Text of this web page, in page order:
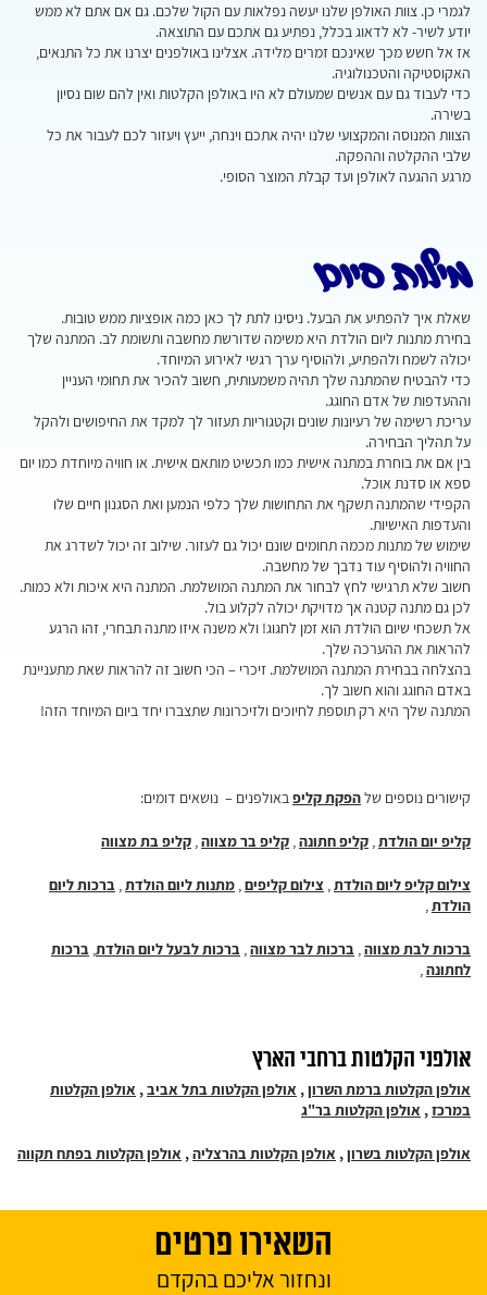
לגמרי כן. צוות האולפן שלנו יעשה נפלאות עם הקול שלכם. גם אם אתם לא ממש
יודע לשיר- לא לדאוג בכלל, נפתיע גם אתכם עם התוצאה.
אז אל חשש מכך שאינכם זמרים מלידה. אצלינו באולפנים יצרנו את כל התנאים,
האקוסטיקה והטכנולוגיה.
כדי לעבוד גם עם אנשים שמעולם לא היו באולפן הקלטות ואין להם שום נסיון
בשירה.
הצוות המנוסה והמקצועי שלנו יהיה אתכם וינחה, ייעץ ויעזור לכם לעבור את כל
שלבי ההקלטה וההפקה.
מרגע ההגעה לאולפן ועד קבלת המוצר הסופי.
מילות סיום
שאלת איך להפתיע את הבעל. ניסינו לתת לך כאן כמה אופציות ממש טובות.
בחירת מתנות ליום הולדת היא משימה שדורשת מחשבה ותשומת לב. המתנה שלך
יכולה לשמח ולהפתיע, ולהוסיף ערך רגשי לאירוע המיוחד.
כדי להבטיח שהמתנה שלך תהיה משמעותית, חשוב להכיר את תחומי העניין
וההעדפות של אדם החוגג.
עריכת רשימה של רעיונות שונים וקטגוריות תעזור לך למקד את החיפושים ולהקל
על תהליך הבחירה.
בין אם את בוחרת במתנה אישית כמו תכשיט מותאם אישית. או חוויה מיוחדת כמו יום
ספא או סדנת אוכל.
הקפידי שהמתנה תשקף את התחושות שלך כלפי הנמען ואת הסגנון חיים שלו
והעדפות האישיות.
שימוש של מתנות מכמה תחומים שונם יכול גם לעזור. שילוב זה יכול לשדרג את
החוויה ולהוסיף עוד נדבך של מחשבה.
חשוב שלא תרגישי לחץ לבחור את המתנה המושלמת. המתנה היא איכות ולא כמות.
לכן גם מתנה קטנה אך מדויקת יכולה לקלוע בול.
אל תשכחי שיום הולדת הוא זמן לחגוג! ולא משנה איזו מתנה תבחרי, זהו הרגע
להראות את ההערכה שלך.
בהצלחה בבחירת המתנה המושלמת. זיכרי – הכי חשוב זה להראות שאת מתעניינת
באדם החוגג והוא חשוב לך.
המתנה שלך היא רק תוספת לחיוכים ולזיכרונות שתצברו יחד ביום המיוחד הזה!
קישורים נוספים שלהפקת קליפבאולפנים – נושאים דומים:
קליפ יום הולדת, קליפ חתונה, קליפ בר מצווה, קליפ בת מצווה
צילום קליפ ליום הולדת, צילום קליפים, מתנות ליום הולדת, ברכות ליום
הולדת,
ברכות לבת מצווה, ברכות לבר מצווה, ברכות לבעל ליום הולדת, ברכות
לחתונה,
אולפני הקלטות ברחבי הארץ
אולפן הקלטות ברמת השרון, אולפן הקלטות בתל אביב, אולפן הקלטות
במרכז, אולפן הקלטות בר"ג
אולפן הקלטות בשרון, אולפן הקלטות בהרצליה, אולפן הקלטות בפתח תקווה
השאירו פרטים
ונחזור אליכם בהקדם